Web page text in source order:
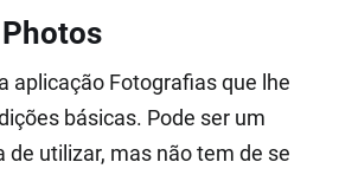
aplicação Fotografias que lhe
básicas. Pode ser um
de utilizar, mas não tem de se